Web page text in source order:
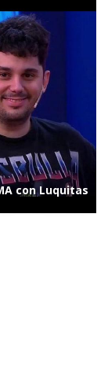
con Luquitas